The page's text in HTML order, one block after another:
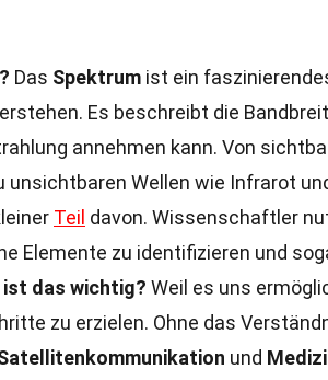
Das Spektrum ist ein
Es beschreibt die
annehmen kann. Von
unsichtbaren Wellen wie Infrarot
Teil davon. Wissenschaftler
Elemente zu identifizieren und
ist das wichtig? Weil es uns
zu erzielen. Ohne das
und